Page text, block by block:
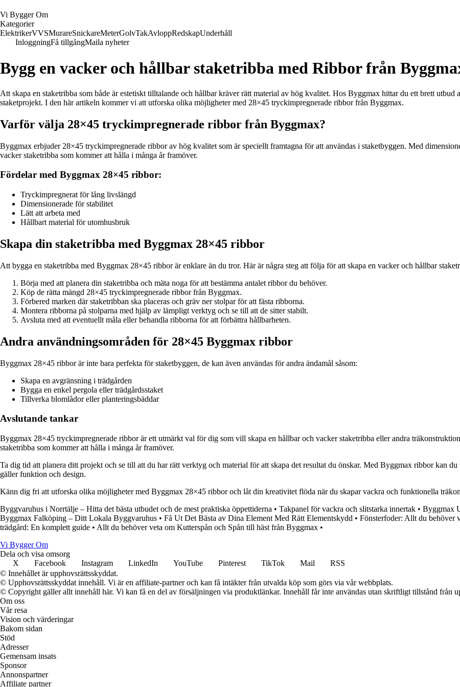
Vi Bygger Om
Kategorier
ElektrikerVVSMurareSnickareMeterGolvTakAvloppRedskapUnderhåll
InloggningFå tillgångMaila nyheter
Bygg en vacker och hållbar staketribba med Ribbor från
Att skapa en staketribba som både är estetiskt tilltalande och hållbar kräver rätt material av hög kvalitet. Hos Byggmax hittar du ett brett
staketprojekt. I den här artikeln kommer vi att utforska olika möjligheter med 28×45 tryckimpregnerade ribbor från Byggmax.
Varför välja 28×45 tryckimpregnerade ribbor från Byggmax?
Byggmax erbjuder 28×45 tryckimpregnerade ribbor av hög kvalitet som är speciellt framtagna för att användas i staketbyggen. Med
vacker staketribba som kommer att hålla i många år framöver.
Fördelar med Byggmax 28×45 ribbor:
Tryckimpregnerat för lång livslängd
Dimensionerade för stabilitet
Lätt att arbeta med
Hållbart material för utomhusbruk
Skapa din staketribba med Byggmax 28×45 ribbor
Att bygga en staketribba med Byggmax 28×45 ribbor är enklare än du tror. Här är några steg att följa för att skapa en vacker och hållbar
Börja med att planera din staketribba och mäta noga för att bestämma antalet ribbor du behöver.
Köp de rätta mängd 28×45 tryckimpregnerade ribbor från Byggmax.
Förbered marken där staketribban ska placeras och gräv ner stolpar för att fästa ribborna.
Montera ribborna på stolparna med hjälp av lämpligt verktyg och se till att de sitter stabilt.
Avsluta med att eventuellt måla eller behandla ribborna för att förbättra hållbarheten.
Andra användningsområden för 28×45 Byggmax ribbor
Byggmax 28×45 ribbor är inte bara perfekta för staketbyggen, de kan även användas för andra ändamål såsom:
Skapa en avgränsning i trädgården
Bygga en enkel pergola eller trädgårdsstaket
Tillverka blomlådor eller planteringsbäddar
Avslutande tankar
Byggmax 28×45 tryckimpregnerade ribbor är ett utmärkt val för dig som vill skapa en hållbar och vacker staketribba eller andra
staketribba som kommer att hålla i många år framöver.
Ta dig tid att planera ditt projekt och se till att du har rätt verktyg och material för att skapa det resultat du önskar. Med Byggmax ribbor kan
gäller funktion och design.
Känn dig fri att utforska olika möjligheter med Byggmax 28×45 ribbor och låt din kreativitet flöda när du skapar vackra och funktionella
Byggvaruhus i Norrtälje – Hitta det bästa utbudet och de mest praktiska öppettiderna • Takpanel för vackra och slitstarka innertak • Byggmax
Byggmax Falköping – Ditt Lokala Byggvaruhus • Få Ut Det Bästa av Dina Element Med Rätt Elementskydd • Fönsterfoder: Allt du behöver
trädgård: En komplett guide • Allt du behöver veta om Kutterspån och Spån till häst från Byggmax •
Vi Bygger Om
Dela och visa omsorg
X
Facebook Instagram LinkedIn YouTube Pinterest TikTok Mail
RSS
© Innehållet är upphovsrättsskyddat.
© Upphovsrättsskyddat innehåll. Vi är en affiliate-partner och kan få intäkter från utvalda köp som görs via vår webbplats.
© Copyright gäller allt innehåll här. Vi kan få en del av försäljningen via produktlänkar. Innehåll får inte användas utan skriftligt tillstånd från
Om oss
Vår resa
Vision och värderingar
Bakom sidan
Stöd
Adresser
Gemensam insats
Sponsor
Annonspartner
Affiliate partner